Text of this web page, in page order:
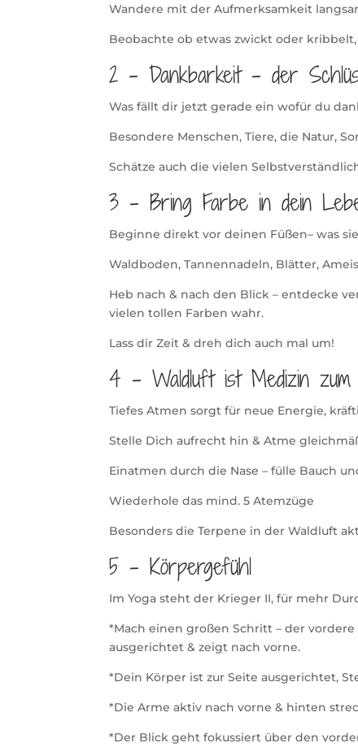
Wandere mit der Aufmerksamkeit
Beobachte ob etwas zwickt oder
2 – Dankbarkeit – der
Was fällt dir jetzt gerade ein wofür du
Besondere Menschen, Tiere, die Natur,
Schätze auch die vielen
3 – Bring Farbe in dein
Beginne direkt vor deinen Füßen– was
Waldboden, Tannennadeln, Blätter,
Heb nach & nach den Blick – entdecke
vielen tollen Farben wahr.
Lass dir Zeit & dreh dich auch mal um!
4 – Waldluft ist Medizin zum
Tiefes Atmen sorgt für neue Energie,
Stelle Dich aufrecht hin & Atme
Einatmen durch die Nase – fülle Bauch
Wiederhole das mind. 5 Atemzüge
Besonders die Terpene in der Waldluft
5 – Körpergefühl
Im Yoga steht der Krieger II, für mehr
*Mach einen großen Schritt – der
ausgerichtet & zeigt nach vorne.
*Dein Körper ist zur Seite ausgerichtet,
*Die Arme aktiv nach vorne & hinten
*Der Blick geht fokussiert über den